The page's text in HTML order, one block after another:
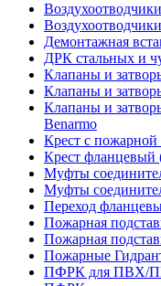
Демонтажная
ДРК стальных и
Клапаны и
Клапаны и
Клапаны и
Benarmo
Крест с
Крест
Муфты
Муфты
Переход
Пожарная
Пожарная
Пожарные
ПФРК для ПВХ/